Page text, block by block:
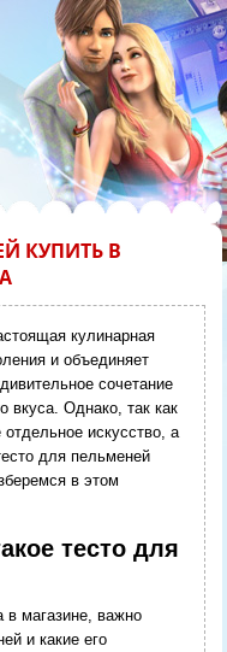
КУПИТЬ В
кулинарная
и объединяет
сочетание
вкуса. Однако, так как
искусство, а
для пельменей
в этом
тесто для
в магазине, важно
и какие его